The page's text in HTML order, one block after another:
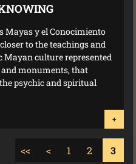
Mayas y el Conocimiento
to the teachings and
culture represented
and monuments, that
psychic and spiritual
+
<< < 1 2 3